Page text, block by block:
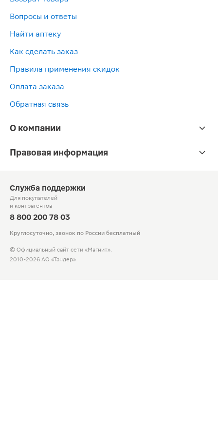
Вопросы и ответы
Найти аптеку
Как сделать заказ
Правила применения скидок
Оплата заказа
Обратная связь
О компании
Правовая информация
Служба поддержки
Для покупателей
и контрагентов
8 800 200 78 03
Круглосуточно, звонок по России бесплатный
© Официальный сайт сети «Магнит».
2010-2026 АО «Тандер»